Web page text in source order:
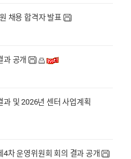
채용 합격자 발표
과 공개
과 및 2026년 센터 사업계획
4차 운영위원회 회의 결과 공개